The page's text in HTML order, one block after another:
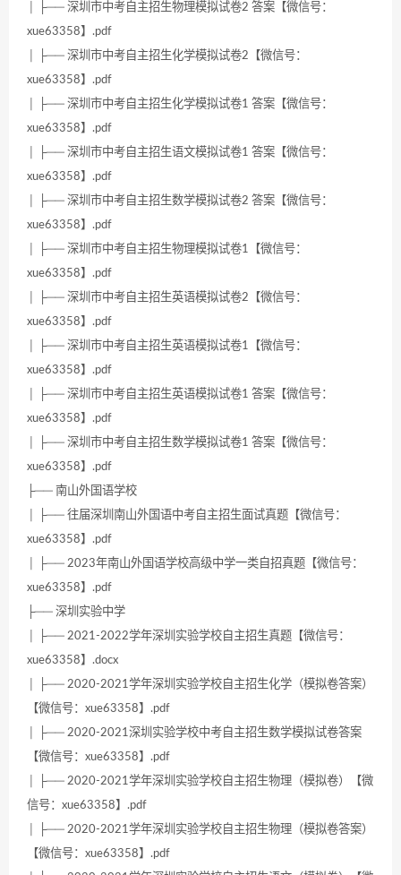
│ ├── 深圳市中考自主招生物理模拟试卷2 答案【微信号：
xue63358】.pdf
│ ├── 深圳市中考自主招生化学模拟试卷2【微信号：
xue63358】.pdf
│ ├── 深圳市中考自主招生化学模拟试卷1 答案【微信号：
xue63358】.pdf
│ ├── 深圳市中考自主招生语文模拟试卷1 答案【微信号：
xue63358】.pdf
│ ├── 深圳市中考自主招生数学模拟试卷2 答案【微信号：
xue63358】.pdf
│ ├── 深圳市中考自主招生物理模拟试卷1【微信号：
xue63358】.pdf
│ ├── 深圳市中考自主招生英语模拟试卷2【微信号：
xue63358】.pdf
│ ├── 深圳市中考自主招生英语模拟试卷1【微信号：
xue63358】.pdf
│ ├── 深圳市中考自主招生英语模拟试卷1 答案【微信号：
xue63358】.pdf
│ ├── 深圳市中考自主招生数学模拟试卷1 答案【微信号：
xue63358】.pdf
├── 南山外国语学校
│ ├── 往届深圳南山外国语中考自主招生面试真题【微信号：
xue63358】.pdf
│ ├── 2023年南山外国语学校高级中学一类自招真题【微信号：
xue63358】.pdf
├── 深圳实验中学
│ ├── 2021-2022学年深圳实验学校自主招生真题【微信号：
xue63358】.docx
│ ├── 2020-2021学年深圳实验学校自主招生化学（模拟卷答案）
【微信号：xue63358】.pdf
│ ├── 2020-2021深圳实验学校中考自主招生数学模拟试卷答案
【微信号：xue63358】.pdf
│ ├── 2020-2021学年深圳实验学校自主招生物理（模拟卷）【微
信号：xue63358】.pdf
│ ├── 2020-2021学年深圳实验学校自主招生物理（模拟卷答案）
【微信号：xue63358】.pdf